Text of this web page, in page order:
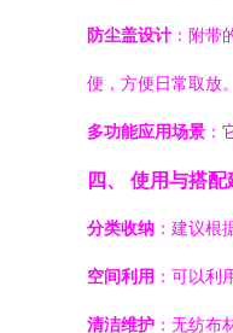
防尘盖设计 ：附
便，方便日常取放。
多功能应用场景 ：
四、 使用与搭配
分类收纳 ：建议根
空间利用 ：可以利
清洁维护 ：无纺布